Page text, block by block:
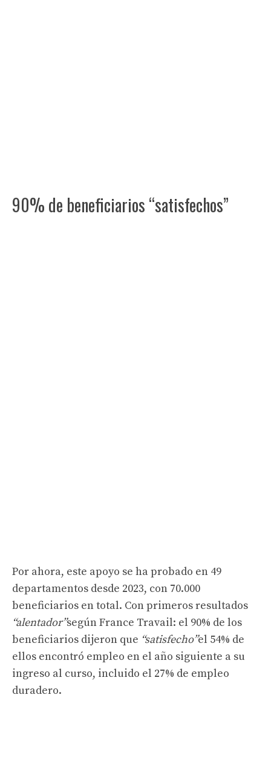
90% de beneficiarios “satisfechos”
Por ahora, este apoyo se ha probado en 49
departamentos desde 2023, con 70.000
beneficiarios en total. Con primeros resultados
“alentador”según France Travail: el 90% de los
beneficiarios dijeron que “satisfecho”el 54% de
ellos encontró empleo en el año siguiente a su
ingreso al curso, incluido el 27% de empleo
duradero.